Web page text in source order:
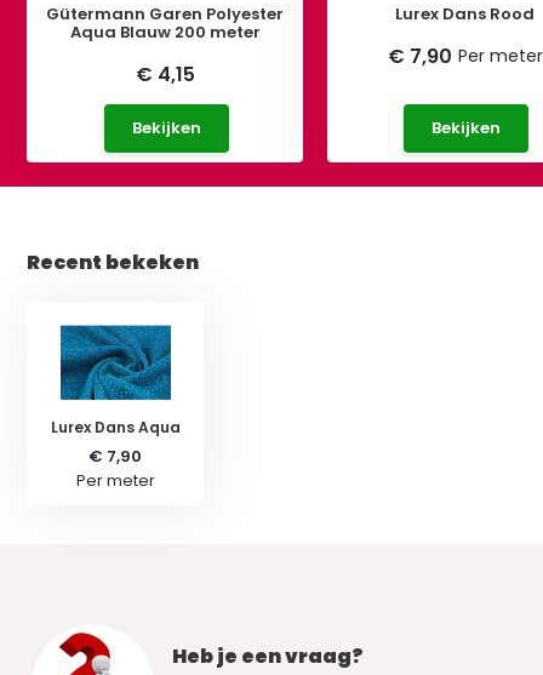
Gütermann Garen Polyester
Aqua Blauw 200 meter
€ 4,15
Bekijken
Lurex Dans Rood
€ 7,90 Per meter
Bekijken
Recent bekeken
Lurex Dans Aqua
€ 7,90
Per meter
Heb je een vraag?